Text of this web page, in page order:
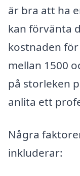
är bra att ha
kan förvänta
kostnaden
mellan 1500
på storleken
anlita ett
Några
inkluderar: